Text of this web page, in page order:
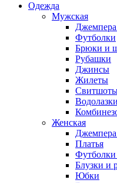
Одежда
Мужская
Футболки
Брюки и
Рубашки
Джинсы
Жилеты
Водолазки
Женская
Платья
Блузки и
Юбки